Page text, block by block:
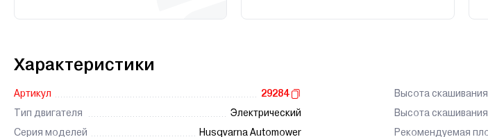
Характеристики
Артикул
29284
Тип двигателя
Электрический
Серия моделей
Husqvarna Automower
Высота
Высота
Рекомендуемая